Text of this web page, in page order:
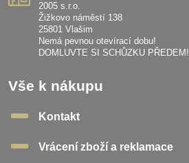
2005 s.r.o.
Žižkovo náměstí 138
25801 Vlašim
Nemá pevnou otevírací dobu!
DOMLUVTE SI SCHŮZKU PŘEDEM!
Vše k nákupu
Kontakt
Vrácení zboží a reklamace